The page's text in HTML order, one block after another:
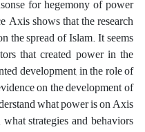
for hegemony of power
Axis shows that the research
the spread of Islam. It seems
that created power in the
development, in the role of
on the development of
what power is on Axis
strategies and behaviors